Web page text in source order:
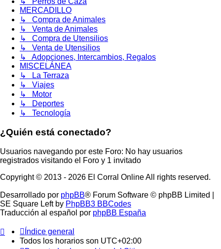
MERCADILLO
↳ Compra de Animales
↳ Venta de Animales
↳ Compra de Utensilios
↳ Venta de Utensilios
↳ Adopciones, Intercambios, Regalos
MISCELÁNEA
↳ La Terraza
↳ Viajes
↳ Motor
↳ Deportes
↳ Tecnología
¿Quién está conectado?
Usuarios navegando por este Foro: No hay usuarios
registrados visitando el Foro y 1 invitado
Índice general
Todos los horarios son UTC+02:00
Copyright © 2013 - 2026 El Corral Online All rights reserved.
Desarrollado por phpBB® Forum Software © phpBB Limited |
SE Square Left by PhpBB3 BBCodes
Traducción al español por phpBB España